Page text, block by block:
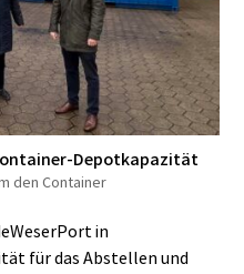
Depotkapazität
den Container
in
für das Abstellen und